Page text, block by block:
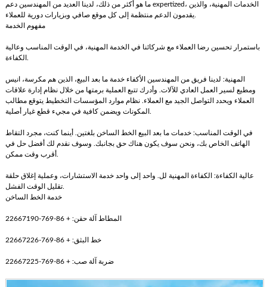
ما هو أكثر من ذلك، لدينا العديد من المهندسين دعم expertized، الخدمات المهنية، والذين
يقدمون الدعم منتظمة إلى كل موقع صافي وبزيارات دورية للعملاء.
مفهوم الخدمة
باستمرار تحسين رضا العملاء مع شركائنا في الخدمة المهنية، في الوقت المناسب وعالية
الكفاءة.
المهنية: لدينا فريق من المهندسين الأكفاء خدمة ما بعد البيع، الذين هم مكرسة، انيس
ومطيع لسير العمل العادي للآلات. وأدرك تتبع العملية برمتها من خلال نظام إدارة علاقات
العملاء ويحدد التواصل الجيد مع العملاء. نظام موارد المؤسسات التخطيط يتوقع مطالب
المكونات ويضمن كافية في مجيء قطع غيار أصلية.
في الوقت المناسب: خدمات ما بعد البيع الخط الساخن بلغتين. أينما كنت، مجرد التقاط
الهاتف الخاص بك، ونحن سوف يكون هناك حق بجانبك. وسوف نقدم لك أفضل حل في
أقرب وقت ممكن.
عالية الكفاءة: الكفاءة المهنية لل. واحد إلى واحد خدمة الاستشارات، وعملية إغلاق حلقة
تقليل الوقت الفشل.
خدمة الخط الساخن
المطاط آلة حقن: + 86-769-22667190
خط البثق: + 86-769-22667226
ضربة آلة صب: + 86-769-22667225